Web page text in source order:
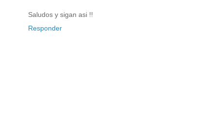
Saludos y sigan asi !!
Responder